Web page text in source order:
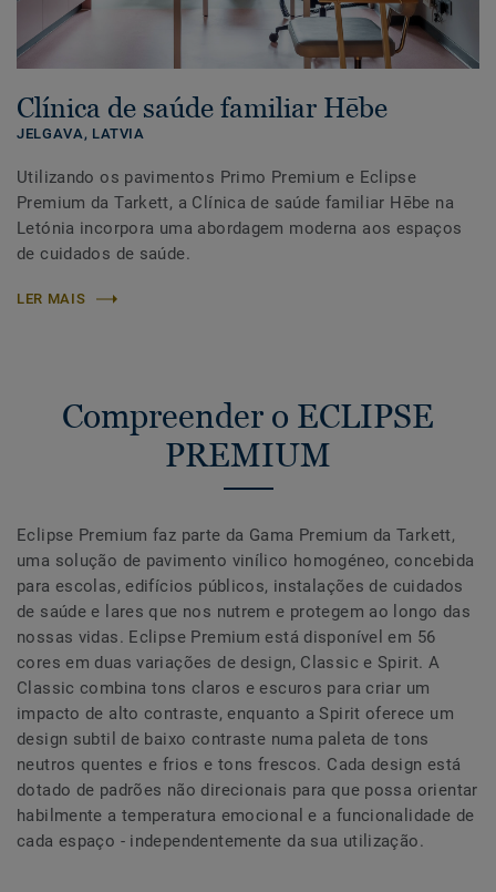
Clínica de saúde familiar Hēbe
JELGAVA, LATVIA
Utilizando os pavimentos Primo Premium e Eclipse
Premium da Tarkett, a Clínica de saúde familiar Hēbe na
Letónia incorpora uma abordagem moderna aos espaços
de cuidados de saúde.
LER MAIS
Compreender o ECLIPSE
PREMIUM
Eclipse Premium faz parte da Gama Premium da Tarkett,
uma solução de pavimento vinílico homogéneo, concebida
para escolas, edifícios públicos, instalações de cuidados
de saúde e lares que nos nutrem e protegem ao longo das
nossas vidas. Eclipse Premium está disponível em 56
cores em duas variações de design, Classic e Spirit. A
Classic combina tons claros e escuros para criar um
impacto de alto contraste, enquanto a Spirit oferece um
design subtil de baixo contraste numa paleta de tons
neutros quentes e frios e tons frescos. Cada design está
dotado de padrões não direcionais para que possa orientar
habilmente a temperatura emocional e a funcionalidade de
cada espaço - independentemente da sua utilização.